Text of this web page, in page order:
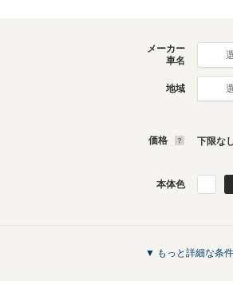
メーカー
車名
地域
価格 下限な
本体色
▼ もっと詳細な条